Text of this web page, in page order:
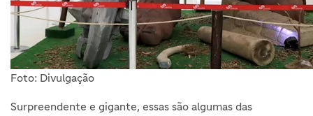
Foto: Divulgação
Surpreendente e gigante, essas são algumas das